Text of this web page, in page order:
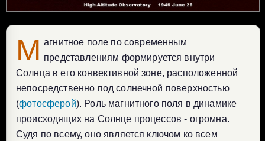
М агнитное поле по современным
представлениям формируется внутри
Солнца в его конвективной зоне, расположенной
непосредственно под солнечной поверхностью
(фотосферой). Роль магнитного поля в динамике
происходящих на Солнце процессов - огромна.
Судя по всему, оно является ключом ко всем